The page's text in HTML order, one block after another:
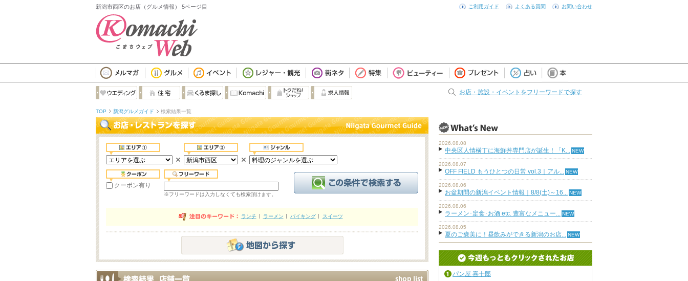
新潟市西区のお店（グルメ情報） 5ページ目 ご利用ガイド よくある質問 お問い合わせ
お店・施設・イベントをフリーワードで探す
TOP 新潟グルメガイド 検索結果一覧
クーポン有り
※フリーワードは入力しなくても検索頂けます。
ランチ ラーメン バイキング スイーツ
2026.08.08
中央区人情横丁に海鮮丼専門店が誕生！「K...
2026.08.07
OFF FIELD もうひとつの日常 vol.3｜アル...
2026.08.06
お盆期間の新潟イベント情報｜8/8(土)～16...
2026.08.06
ラーメン･定食･お酒 etc. 豊富なメニュー...
2026.08.05
夏のご褒美に！昼飲みができる新潟のお店...
パン屋 喜十郎